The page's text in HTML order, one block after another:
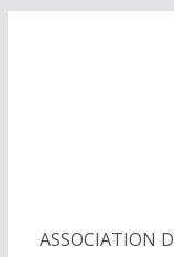
ASSOCIATION